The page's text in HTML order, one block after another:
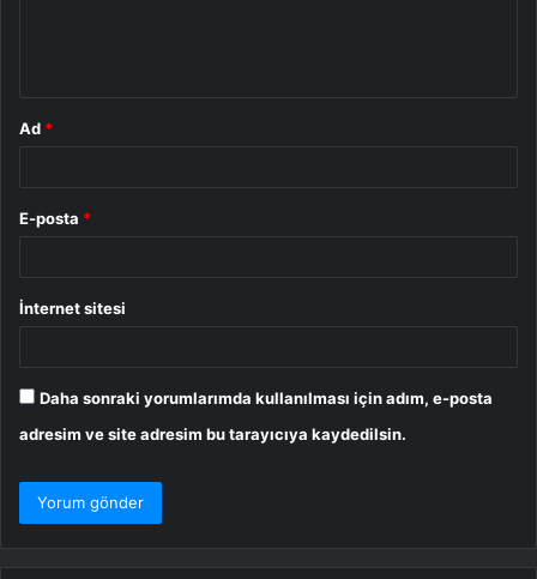
Ad *
E-posta *
İnternet sitesi
Daha sonraki yorumlarımda kullanılması için adım, e-posta
adresim ve site adresim bu tarayıcıya kaydedilsin.